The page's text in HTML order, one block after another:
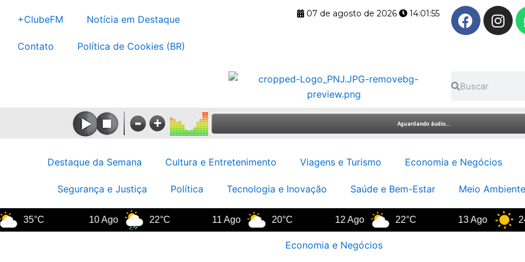
para
conteúdo
+ClubeFM Notícia em Destaque
Contato Política de Cookies (BR)
07 de agosto de 2026 14:01:55
F
a
o
k
I
n
a
m
Destaque da Semana Cultura e Entretenimento Viagens e Turismo Economia e Negócios
Segurança e Justiça Política Tecnologia e Inovação Saúde e Bem-Estar Meio
35°C 10 Ago 22°C 11 Ago 20°C 12 Ago 22°C 13 Ago 24°C
Economia e Negócios